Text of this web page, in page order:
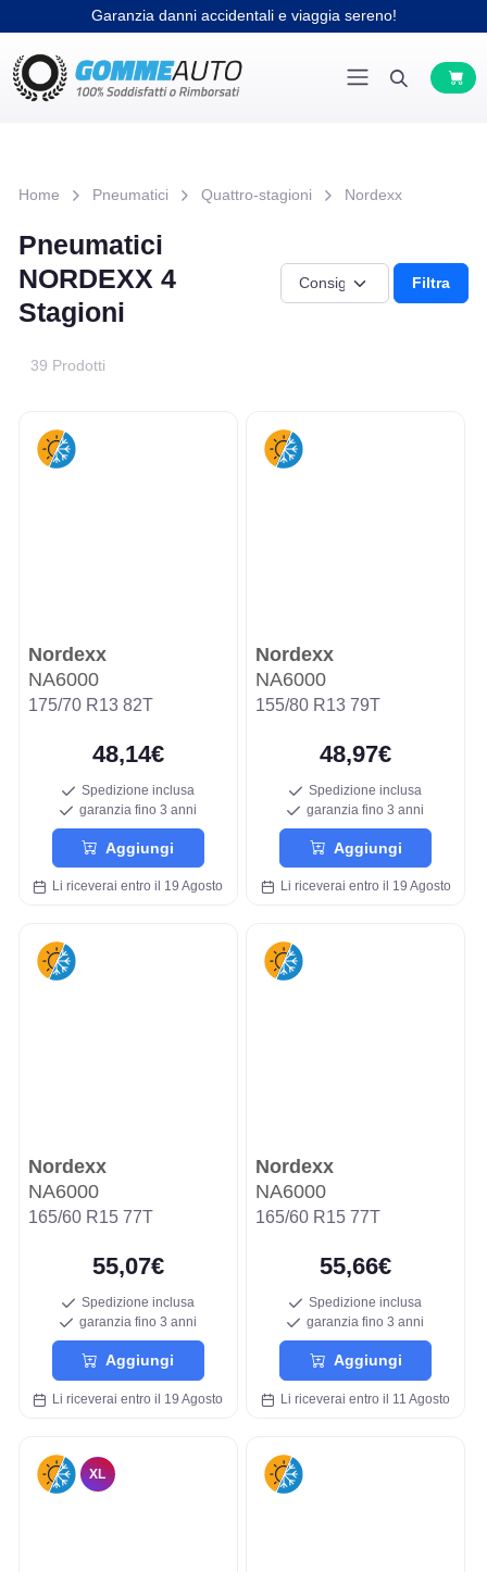
Garanzia danni accidentali e viaggia sereno!
Home Pneumatici Quattro-stagioni Nordexx
Pneumatici
NORDEXX 4
Stagioni
Filtra
39 Prodotti
Nordexx
NA6000
175/70 R13 82T
48,14€
Spedizione inclusa
garanzia fino 3 anni
Aggiungi
Li riceverai entro il 19 Agosto
Nordexx
NA6000
155/80 R13 79T
48,97€
Spedizione inclusa
garanzia fino 3 anni
Aggiungi
Li riceverai entro il 19 Agosto
Nordexx
NA6000
165/60 R15 77T
55,07€
Spedizione inclusa
garanzia fino 3 anni
Aggiungi
Li riceverai entro il 19 Agosto
Nordexx
NA6000
165/60 R15 77T
55,66€
Spedizione inclusa
garanzia fino 3 anni
Aggiungi
Li riceverai entro il 11 Agosto
XL